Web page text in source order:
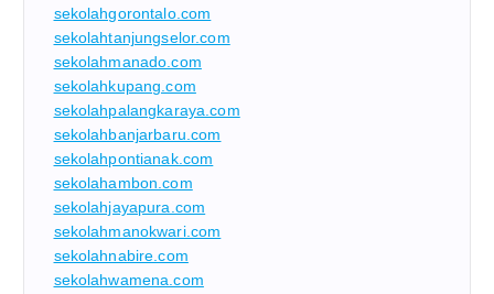
sekolahgorontalo.com
sekolahtanjungselor.com
sekolahmanado.com
sekolahkupang.com
sekolahpalangkaraya.com
sekolahbanjarbaru.com
sekolahpontianak.com
sekolahambon.com
sekolahjayapura.com
sekolahmanokwari.com
sekolahnabire.com
sekolahwamena.com